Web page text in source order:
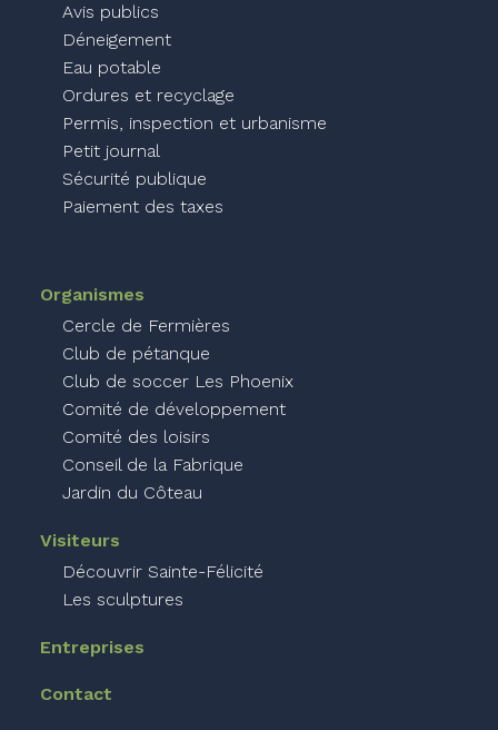
Avis publics
Déneigement
Eau potable
Ordures et recyclage
Permis, inspection et urbanisme
Petit journal
Sécurité publique
Paiement des taxes
Organismes
Cercle de Fermières
Club de pétanque
Club de soccer Les Phoenix
Comité de développement
Comité des loisirs
Conseil de la Fabrique
Jardin du Côteau
Visiteurs
Découvrir Sainte-Félicité
Les sculptures
Entreprises
Contact